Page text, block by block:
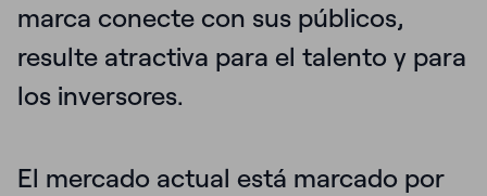
marca conecte con sus públicos,
resulte atractiva para el talento y para
los inversores.
El mercado actual está marcado por